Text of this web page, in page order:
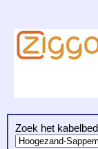
Zoek het